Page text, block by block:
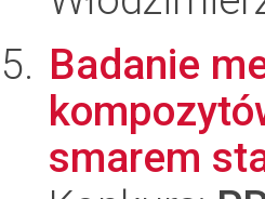
Badanie
smarem